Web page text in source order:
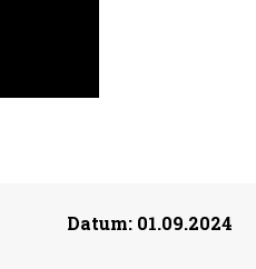
Datum:01.09.2024